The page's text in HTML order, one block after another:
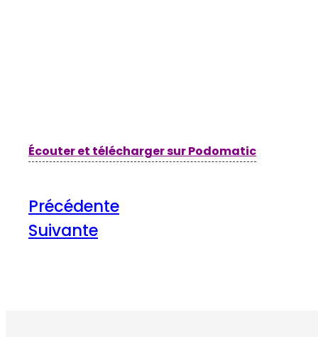
Écouter et télécharger sur Podomatic
Précédente
Suivante